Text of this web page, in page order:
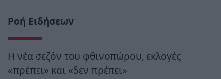
Ροή Ειδήσεων
Η νέα σεζόν του φθινοπώρου, εκλογές
«πρέπει» και «δεν πρέπει»